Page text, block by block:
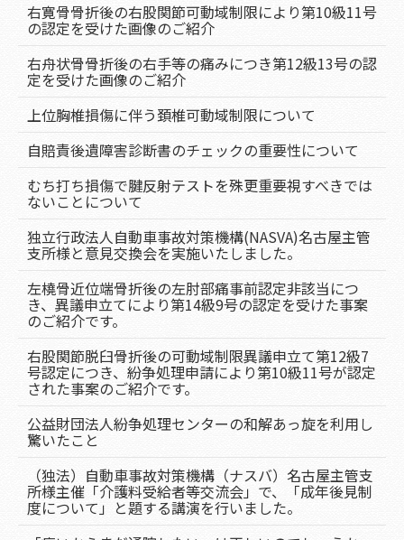
右寛骨骨折後の右股関節可動域制限により第10級11号
の認定を受けた画像のご紹介
右舟状骨骨折後の右手等の痛みにつき第12級13号の認
定を受けた画像のご紹介
上位胸椎損傷に伴う頚椎可動域制限について
自賠責後遺障害診断書のチェックの重要性について
むち打ち損傷で腱反射テストを殊更重要視すべきでは
ないことについて
独立行政法人自動車事故対策機構(NASVA)名古屋主管
支所様と意見交換会を実施いたしました。
左橈骨近位端骨折後の左肘部痛事前認定非該当につ
き、異議申立てにより第14級9号の認定を受けた事案
のご紹介です。
右股関節脱臼骨折後の可動域制限異議申立て第12級7
号認定につき、紛争処理申請により第10級11号が認定
された事案のご紹介です。
公益財団法人紛争処理センターの和解あっ旋を利用し
驚いたこと
（独法）自動車事故対策機構（ナスバ）名古屋主管支
所様主催「介護料受給者等交流会」で、「成年後見制
度について」と題する講演を行いました。